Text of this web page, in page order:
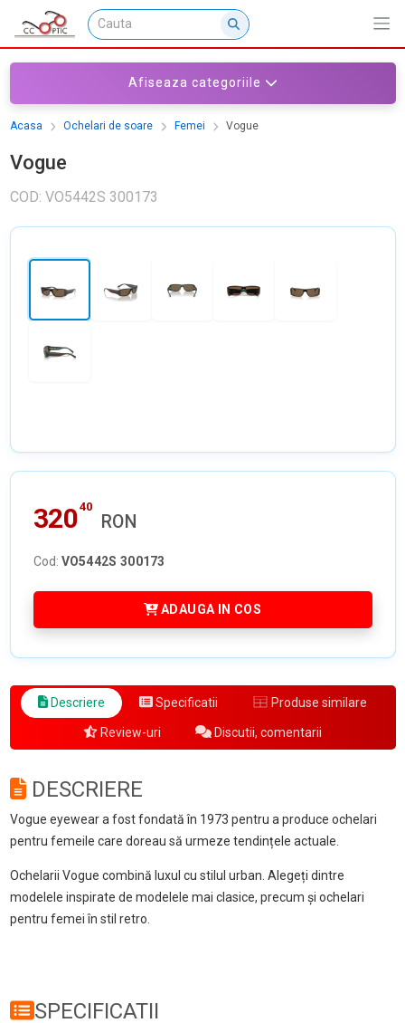
Afiseaza categoriile
Acasa Ochelari de soare Femei Vogue
Vogue
COD: VO5442S 300173
32040
RON
Cod: VO5442S 300173
ADAUGA IN COS
Descriere Specificatii Produse similare
Review-uri Discutii, comentarii
DESCRIERE
Vogue eyewear a fost fondată în 1973 pentru a produce ochelari
pentru femeile care doreau să urmeze tendințele actuale.
Ochelarii Vogue combină luxul cu stilul urban. Alegeți dintre
modelele inspirate de modelele mai clasice, precum și ochelari
pentru femei în stil retro.
SPECIFICATII